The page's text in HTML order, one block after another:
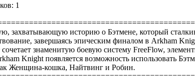
1
захватывающую историю о Бэтмене, который
завершаясь эпическим финалом в Arkham
знаменитую боевую систему FreeFlow,
Knight появляется возможность использовать
Женщина-кошка, Найтвинг и Робин.